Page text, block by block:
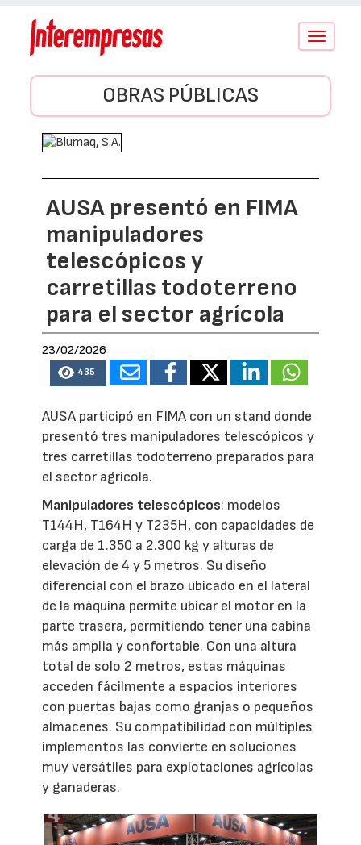
Conmutar
OBRAS PÚBLICAS
AUSA presentó en FIMA
manipuladores
telescópicos y
carretillas todoterreno
para el sector agrícola
23/02/2026
435
AUSA participó en FIMA con un stand donde
presentó tres manipuladores telescópicos y
tres carretillas todoterreno preparados para
el sector agrícola.
Manipuladores telescópicos: modelos
T144H, T164H y T235H, con capacidades de
carga de 1.350 a 2.300 kg y alturas de
elevación de 4 y 5 metros. Su diseño
diferencial con el brazo ubicado en el lateral
de la máquina permite ubicar el motor en la
parte trasera, permitiendo tener una cabina
más amplia y confortable. Con una altura
total de solo 2 metros, estas máquinas
acceden fácilmente a espacios interiores
con puertas bajas como granjas o pequeños
almacenes. Su compatibilidad con múltiples
implementos las convierte en soluciones
muy versátiles para explotaciones agrícolas
y ganaderas.